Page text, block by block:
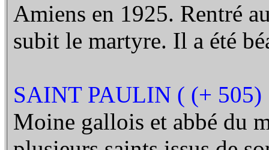
Amiens en 1925. Rentré
subit le martyre. Il a été
SAINT PAULIN ( (+ 505)
Moine gallois et abbé du